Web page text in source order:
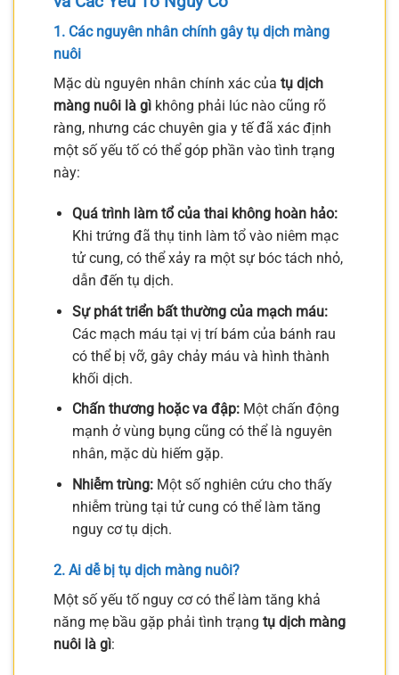
1. Các nguyên nhân chính gây tụ dịch màng
nuôi
Mặc dù nguyên nhân chính xác của tụ dịch
màng nuôi là gì không phải lúc nào cũng rõ
ràng, nhưng các chuyên gia y tế đã xác định
một số yếu tố có thể góp phần vào tình trạng
này:
Quá trình làm tổ của thai không hoàn hảo:
Khi trứng đã thụ tinh làm tổ vào niêm mạc
tử cung, có thể xảy ra một sự bóc tách nhỏ,
dẫn đến tụ dịch.
Sự phát triển bất thường của mạch máu:
Các mạch máu tại vị trí bám của bánh rau
có thể bị vỡ, gây chảy máu và hình thành
khối dịch.
Chấn thương hoặc va đập:Một chấn động
mạnh ở vùng bụng cũng có thể là nguyên
nhân, mặc dù hiếm gặp.
Nhiễm trùng:Một số nghiên cứu cho thấy
nhiễm trùng tại tử cung có thể làm tăng
nguy cơ tụ dịch.
2. Ai dễ bị tụ dịch màng nuôi?
Một số yếu tố nguy cơ có thể làm tăng khả
năng mẹ bầu gặp phải tình trạng tụ dịch màng
nuôi là gì: